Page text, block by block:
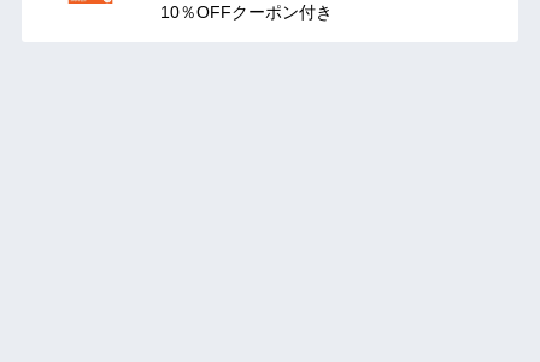
10％OFFクーポン付き